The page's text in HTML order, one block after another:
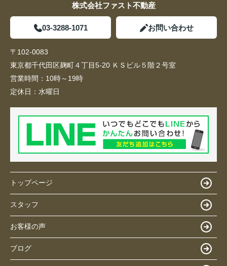
株式会社ファスト不動産
03-3288-1071 お問い合わせ
〒102-0083
東京都千代田区麹町４丁目5-20 ＫＳビル５階２号室
営業時間： 10時～19時
定休日： 水曜日
トップページ
スタッフ
お客様の声
ブログ